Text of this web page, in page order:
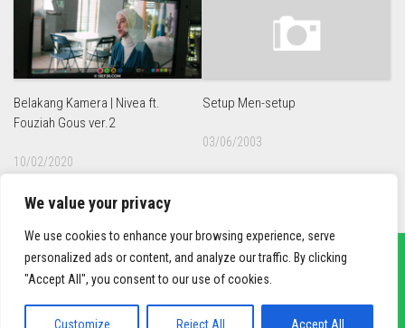
We value your privacy
We use cookies to enhance your browsing experience, serve
personalized ads or content, and analyze our traffic. By clicking
"Accept All", you consent to our use of cookies.
Customize Reject All Accept All
Belakang Kamera | Nivea ft.
Fouziah Gous ver.2
10/02/2020
Setup Men-setup
03/06/2003
sief3r.com
Powered byWordPress. Theme byAlx.